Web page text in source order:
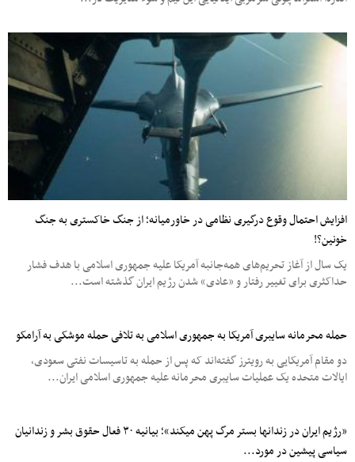
افزایش احتمال وقوع درگیری نظامی در خاورمیانه؛ از جنگ خاکستری به جنگ
خونین؟!
یک سال از آغاز تحریم‌های همه‌جانبه آمریکا علیه جمهوری اسلامی با هدف فشار
حداکثری برای تغییر رفتار و «عادی» شدن رژیم ایران گذشته است...
حمله محرمانه سایبری آمریکا به جمهوری اسلامی به تلافی حمله موشکی به آرامکو
دو مقام آمریکایی به رویترز گفته‌اند که پس از حمله به تاسیسات نفتی سعودی،
ایالات متحده یک عملیات سایبری محرمانه علیه جمهوری اسلامی ایران...
«رژیم ایران در زندان‎ها بستر مرگ پهن می‎کند»؛ بیانیه ۳۰ فعال حقوق بشر و زندانیان
سیاسی پیشین در مورد...